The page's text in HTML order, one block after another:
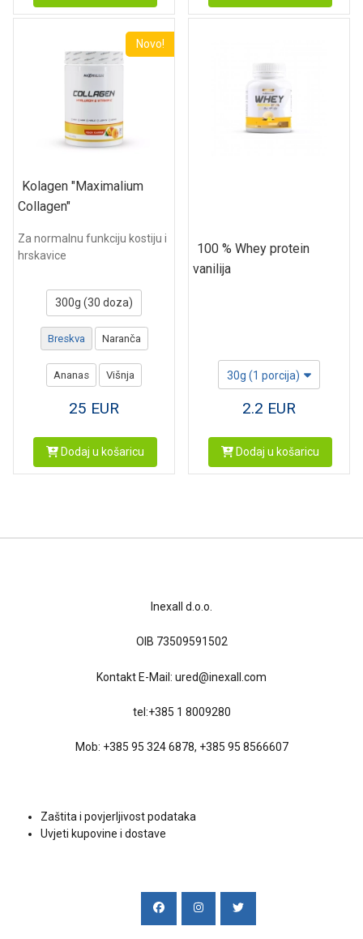
Novo!
Kolagen "Maximalium
Collagen"
Za normalnu funkciju kostiju i
hrskavice
300g (30 doza)
Breskva Naranča
Ananas Višnja
25 EUR
Dodaj u košaricu
100 % Whey protein
vanilija
30g (1 porcija)
2.2 EUR
Dodaj u košaricu
Inexall d.o.o.
OIB 73509591502
Kontakt E-Mail: ured@inexall.com
tel:+385 1 8009280
Mob: +385 95 324 6878, +385 95 8566607
Zaštita i povjerljivost podataka
Uvjeti kupovine i dostave